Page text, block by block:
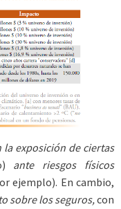
la exposición de ciertas
ante riesgos físicos
ejemplo). En cambio,
sobre los seguros,con